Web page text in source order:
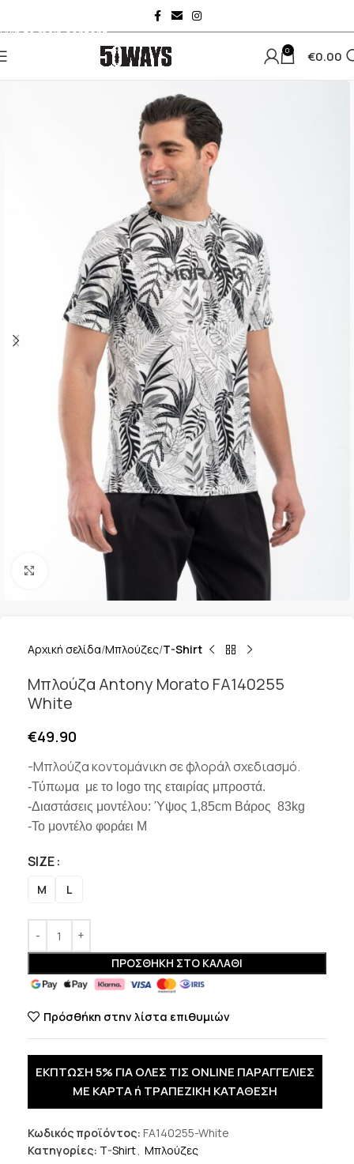
Skip to main content
0 €0.00
Κλικ για μεγέθυνση
Αρχική σελίδα Μπλούζες T-Shirt
Μπλούζα Antony Morato FA140255
White
€49.90
-Μπλούζα κοντομάνικη σε φλοράλ σχεδιασμό.
-Τύπωμα με το logo της εταιρίας μπροστά.
-Διαστάσεις μοντέλου: Ύψος 1,85cm Βάρος 83kg
-Το μοντέλο φοράει Μ
SIZE
M L
ΠΡΟΣΘΉΚΗ ΣΤΟ ΚΑΛΆΘΙ
Πρόσθήκη στην λίστα επιθυμιών
ΕΚΠΤΩΣΗ 5% ΓΙΑ ΟΛΕΣ ΤΙΣ ONLINE ΠΑΡΑΓΓΕΛΙΕΣ
ΜΕ ΚΑΡΤΑ ή ΤΡΑΠΕΖΙΚΗ ΚΑΤΑΘΕΣΗ
Κωδικός προϊόντος: FA140255-White
Κατηγορίες: T-Shirt, Μπλούζες